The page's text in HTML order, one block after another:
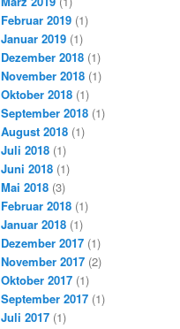
Februar 2019 (1)
Januar 2019 (1)
Dezember 2018 (1)
November 2018 (1)
Oktober 2018 (1)
September 2018 (1)
August 2018 (1)
Juli 2018 (1)
Juni 2018 (1)
Mai 2018 (3)
Februar 2018 (1)
Januar 2018 (1)
Dezember 2017 (1)
November 2017 (2)
Oktober 2017 (1)
September 2017 (1)
Juli 2017 (1)